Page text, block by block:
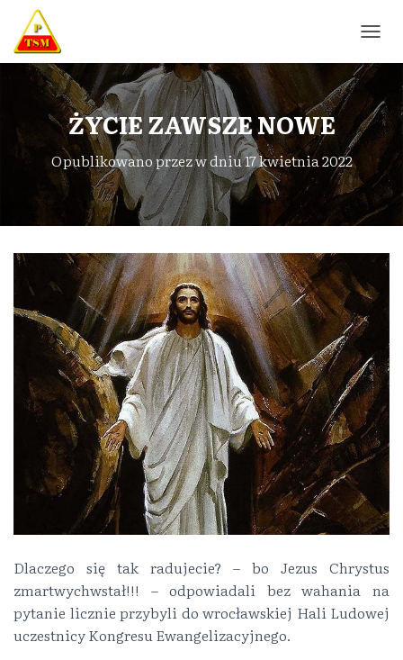
R
Z
E
Ł
N
W
G
C
J
ŻYCIE ZAWSZE NOWE
Opublikowano przezw dniu17 kwietnia 2022
Dlaczego się tak radujecie? – bo Jezus Chrystus
zmartwychwstał!!! – odpowiadali bez wahania na
pytanie licznie przybyli do wrocławskiej Hali Ludowej
uczestnicy Kongresu Ewangelizacyjnego.